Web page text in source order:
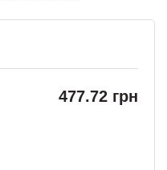
477.72 грн